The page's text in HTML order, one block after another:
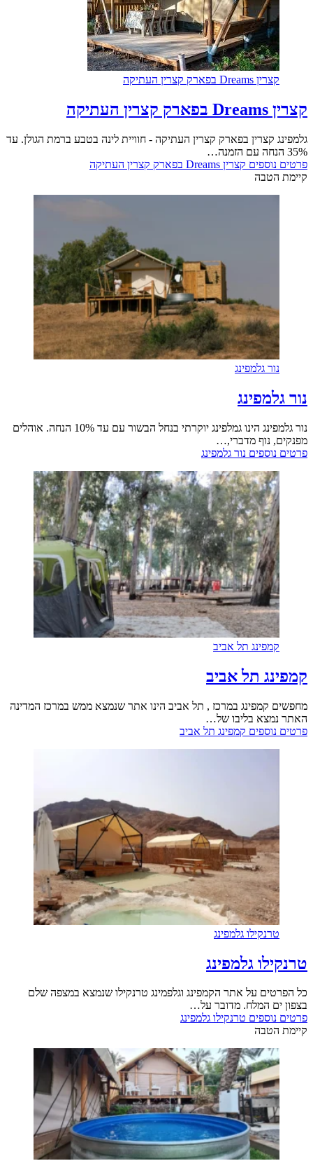
קצרין Dreams בפארק קצרין העתיקה
קצרין Dreams בפארק קצרין העתיקה
גלמפינג קצרין בפארק קצרין העתיקה - חוויית לינה בטבע ברמת הגולן. עד
35% הנחה עם הזמנה…
פרטים נוספים קצרין Dreams בפארק קצרין העתיקה
קיימת הטבה
נור גלמפינג
נור גלמפינג
נור גלמפינג הינו גמלפינג יוקרתי בנחל הבשור עם עד 10% הנחה. אוהלים
מפנקים, נוף מדברי,…
פרטים נוספים נור גלמפינג
קמפינג תל אביב
קמפינג תל אביב
מחפשים קמפינג במרכז , תל אביב הינו אתר שנמצא ממש במרכז המדינה
האתר נמצא בליבו של…
פרטים נוספים קמפינג תל אביב
טרנקילו גלמפינג
טרנקילו גלמפינג
כל הפרטים על אתר הקמפינג וגלפמינג טרנקילו שנמצא במצפה שלם
בצפון ים המלח. מדובר על…
פרטים נוספים טרנקילו גלמפינג
קיימת הטבה